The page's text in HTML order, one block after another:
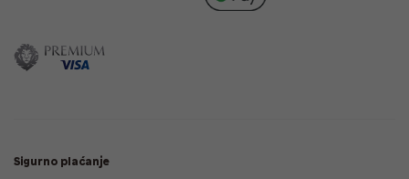
Sigurno plaćanje